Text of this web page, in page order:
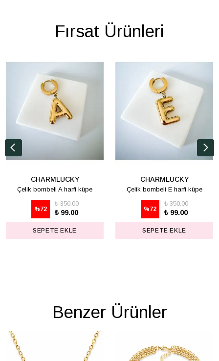
Fırsat Ürünleri
CHARMLUCKY
Çelik bombeli A harfi küpe
%72
₺ 350.00
₺ 99.00
SEPETE EKLE
CHARMLUCKY
Çelik bombeli E harfi küpe
%72
₺ 350.00
₺ 99.00
SEPETE EKLE
Benzer Ürünler